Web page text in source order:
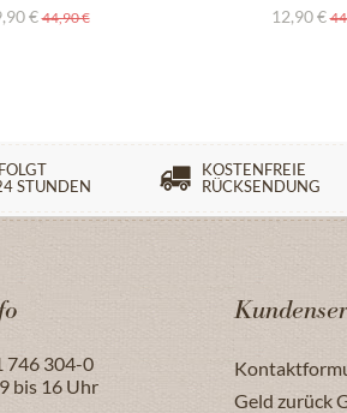
€44,90 € 12,90 €
STUNDEN
KOSTENFREIE
RÜCKSENDUNG
746 304-0
bis 16 Uhr
Geld zurück